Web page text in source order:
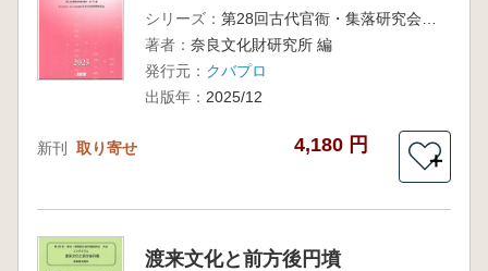
シリーズ：
著者： 奈良文化財研究所 編
発行元： クバプロ
出版年： 2025/12
新刊 取り寄せ 4,180 円
＋
渡来文化と前方後円墳